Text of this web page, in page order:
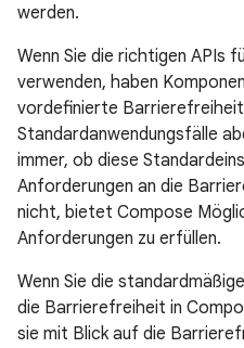
werden.
Wenn Sie die richtigen APIs
verwenden, haben
vordefinierte
Standardanwendungsfälle
immer, ob diese
Anforderungen an die
nicht, bietet Compose
Anforderungen zu erfüllen.
Wenn Sie die
die Barrierefreiheit in
sie mit Blick auf die